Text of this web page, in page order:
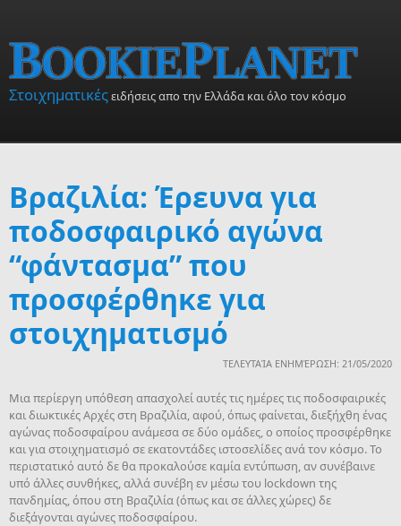
Στοιχηματικέςειδήσεις απο την Ελλάδα και όλο τον κόσμο
Βραζιλία: Έρευνα για
ποδοσφαιρικό αγώνα
“φάντασμα” που
προσφέρθηκε για
στοιχηματισμό
ΤΕΛΕΥΤΑΊΑ ΕΝΗΜΈΡΩΣΗ: 21/05/2020
Μια περίεργη υπόθεση απασχολεί αυτές τις ημέρες τις ποδοσφαιρικές
και διωκτικές Αρχές στη Βραζιλία, αφού, όπως φαίνεται, διεξήχθη ένας
αγώνας ποδοσφαίρου ανάμεσα σε δύο ομάδες, ο οποίος προσφέρθηκε
και για στοιχηματισμό σε εκατοντάδες ιστοσελίδες ανά τον κόσμο. Το
περιστατικό αυτό δε θα προκαλούσε καμία εντύπωση, αν συνέβαινε
υπό άλλες συνθήκες, αλλά συνέβη εν μέσω του lockdown της
πανδημίας, όπου στη Βραζιλία (όπως και σε άλλες χώρες) δε
διεξάγονται αγώνες ποδοσφαίρου.